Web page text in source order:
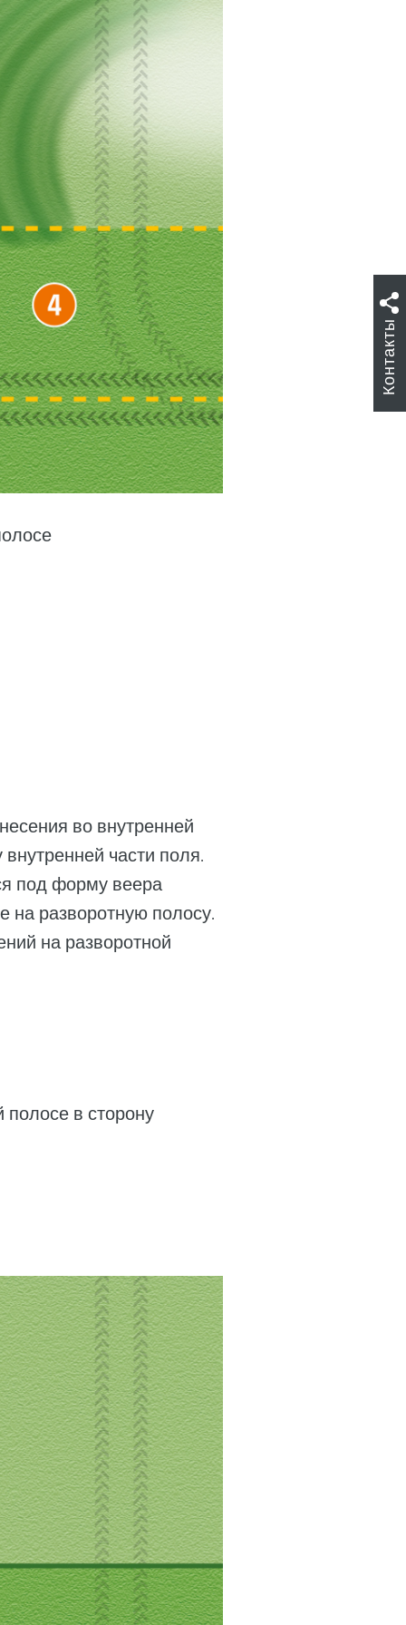
во внутренней
части поля.
под форму веера
на разворотную полосу.
на разворотной
полосе в сторону
Контакты